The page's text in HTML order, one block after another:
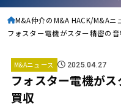
M&A仲介のM&A HACK M&Aニ
フォスター電機がスター精密の
M&Aニュース 2025.04.27
フォスター電機が
買収